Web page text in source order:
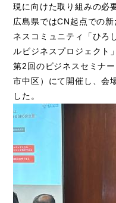
現に向けた取り組みの必
広島県ではCN起点での
ネスコミュニティ「ひろ
ルビジネスプロジェクト
第2回のビジネスセミナ
市中区）にて開催し、会
した。